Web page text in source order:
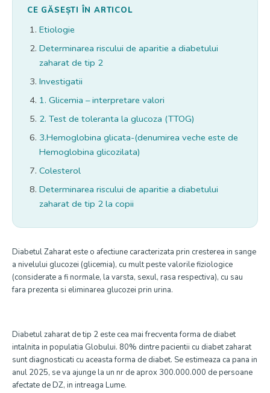
CE GĂSEȘTI ÎN ARTICOL
Etiologie
Determinarea riscului de aparitie a diabetului
zaharat de tip 2
Investigatii
1. Glicemia – interpretare valori
2. Test de toleranta la glucoza (TTOG)
3.Hemoglobina glicata-(denumirea veche este de
Hemoglobina glicozilata)
Colesterol
Determinarea riscului de aparitie a diabetului
zaharat de tip 2 la copii
Diabetul Zaharat este o afectiune caracterizata prin cresterea in sange
a nivelului glucozei (glicemia), cu mult peste valorile fiziologice
(considerate a fi normale, la varsta, sexul, rasa respectiva), cu sau
fara prezenta si eliminarea glucozei prin urina.
Diabetul zaharat de tip 2 este cea mai frecventa forma de diabet
intalnita in populatia Globului. 80% dintre pacientii cu diabet zaharat
sunt diagnosticati cu aceasta forma de diabet. Se estimeaza ca pana in
anul 2025, se va ajunge la un nr de aprox 300.000.000 de persoane
afectate de DZ, in intreaga Lume.